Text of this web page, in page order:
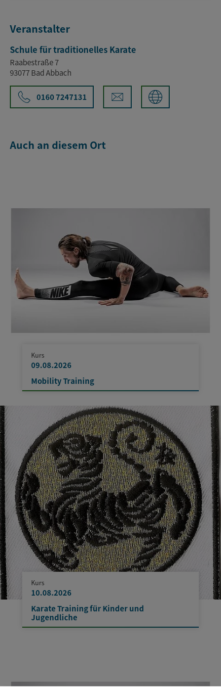
Veranstalter
Schule für traditionelles Karate
Raabestraße 7
93077 Bad Abbach
0160 7247131
Auch an diesem Ort
Kurs
09.08.2026
Mobility Training
Kurs
10.08.2026
Karate Training für Kinder und
Jugendliche